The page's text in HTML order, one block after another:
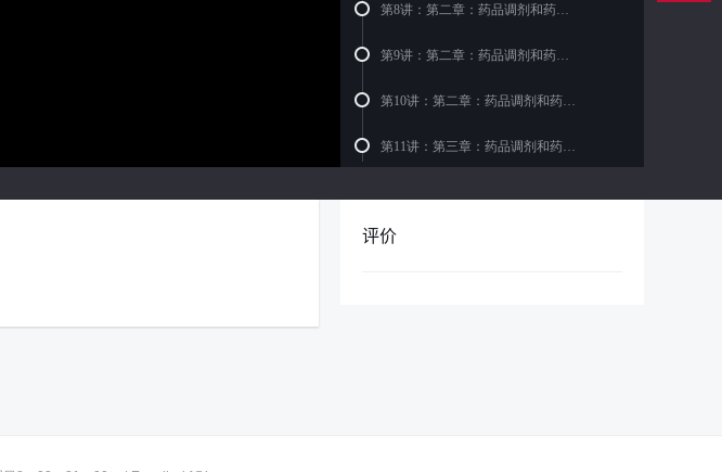
第8讲：第二章：药品调剂和药品管理...
第9讲：第二章：药品调剂和药品管理...
第10讲：第二章：药品调剂和药品管...
第11讲：第三章：药品调剂和药品管...
评价